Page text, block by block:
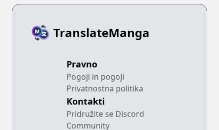
TranslateManga
Pravno
Pogoji in pogoji
Privatnostna politika
Kontakti
Pridružite se Discord
Community